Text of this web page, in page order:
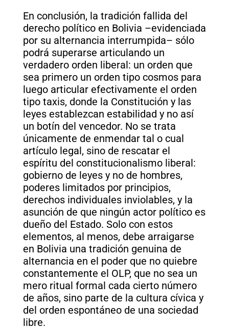
En conclusión, la tradición fallida del
derecho político en Bolivia –evidenciada
por su alternancia interrumpida– sólo
podrá superarse articulando un
verdadero orden liberal: un orden que
sea primero un orden tipo cosmos para
luego articular efectivamente el orden
tipo taxis, donde la Constitución y las
leyes establezcan estabilidad y no así
un botín del vencedor. No se trata
únicamente de enmendar tal o cual
artículo legal, sino de rescatar el
espíritu del constitucionalismo liberal:
gobierno de leyes y no de hombres,
poderes limitados por principios,
derechos individuales inviolables, y la
asunción de que ningún actor político es
dueño del Estado. Solo con estos
elementos, al menos, debe arraigarse
en Bolivia una tradición genuina de
alternancia en el poder que no quiebre
constantemente el OLP, que no sea un
mero ritual formal cada cierto número
de años, sino parte de la cultura cívica y
del orden espontáneo de una sociedad
libre.